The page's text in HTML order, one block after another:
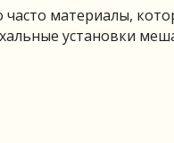
часто материалы,
установки